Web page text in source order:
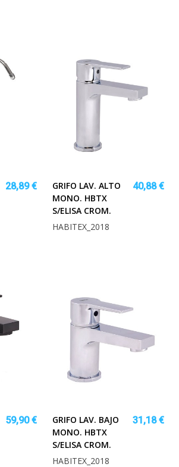
28,89 €
GRIFO LAV. ALTO
MONO. HBTX
S/ELISA CROM.
40,88 €
HABITEX_2018
59,90 €
GRIFO LAV. BAJO
MONO. HBTX
S/ELISA CROM.
31,18 €
HABITEX_2018